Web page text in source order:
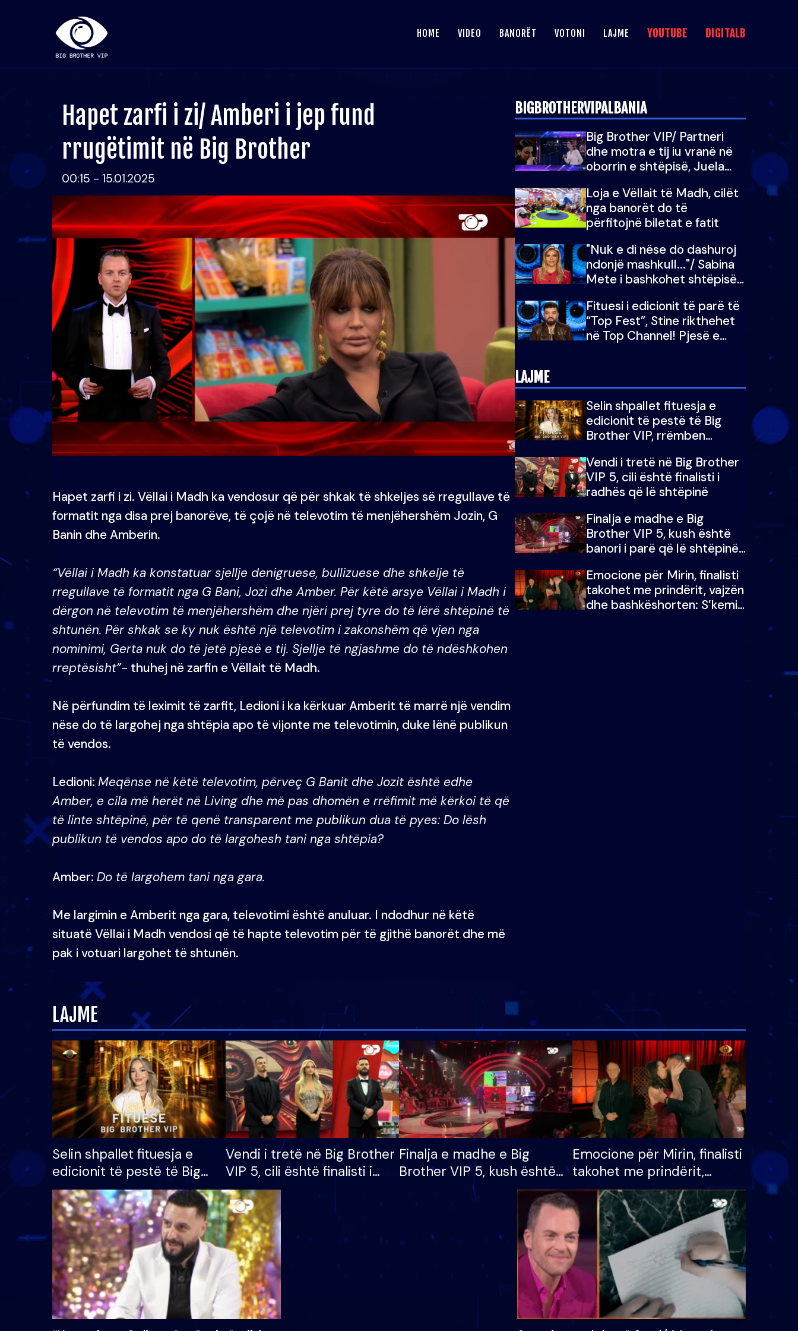
HOME VIDEO BANORËT VOTONI LAJME YOUTUBE DIGITALB
Hapet zarfi i zi/ Amberi i jep fund
rrugëtimit në Big Brother
00:15 - 15.01.2025
Hapet zarfi i zi. Vëllai i Madh ka vendosur që për shkak të shkeljes së rregullave të
formatit nga disa prej banorëve, të çojë në televotim të menjëhershëm Jozin, G
Banin dhe Amberin.
“Vëllai i Madh ka konstatuar sjellje denigruese, bullizuese dhe shkelje të
rregullave të formatit nga G Bani, Jozi dhe Amber. Për këtë arsye Vëllai i Madh i
dërgon në televotim të menjëhershëm dhe njëri prej tyre do të lërë shtëpinë të
shtunën. Për shkak se ky nuk është një televotim i zakonshëm që vjen nga
nominimi, Gerta nuk do të jetë pjesë e tij. Sjellje të ngjashme do të ndëshkohen
rreptësisht”- thuhej në zarfin e Vëllait të Madh.
Në përfundim të leximit të zarfit, Ledioni i ka kërkuar Amberit të marrë një vendim
nëse do të largohej nga shtëpia apo të vijonte me televotimin, duke lënë publikun
të vendos.
Ledioni: Meqënse në këtë televotim, përveç G Banit dhe Jozit është edhe
Amber, e cila më herët në Living dhe më pas dhomën e rrëfimit më kërkoi të që
të linte shtëpinë, për të qenë transparent me publikun dua të pyes: Do lësh
publikun të vendos apo do të largohesh tani nga shtëpia?
Amber: Do të largohem tani nga gara.
Me largimin e Amberit nga gara, televotimi është anuluar. I ndodhur në këtë
situatë Vëllai i Madh vendosi që të hapte televotim për të gjithë banorët dhe më
pak i votuari largohet të shtunën.
BIGBROTHERVIPALBANIA
Big Brother VIP/ Partneri
dhe motra e tij iu vranë në
oborrin e shtëpisë, Juela
e doja më jetën, do të
martoheshim, por zemra mu
copëtua
Loja e Vëllait të Madh, cilët
nga banorët do të
përfitojnë biletat e fatit
"Nuk e di nëse do dashuroj
ndonjë mashkull..."/ Sabina
Mete i bashkohet shtëpisë
Ëmbëlsira për në fund!
Fituesi i edicionit të parë të
“Top Fest”, Stine rikthehet
në Top Channel! Pjesë e
LAJME
Selin shpallet fituesja e
edicionit të pestë të Big
Brother VIP, rrëmben
mijë eurosh
Vendi i tretë në Big Brother
VIP 5, cili është finalisti i
radhës që lë shtëpinë
Finalja e madhe e Big
Brother VIP 5, kush është
banori i parë që lë shtëpinë
fituar çmimin e madh
Emocione për Mirin, finalisti
takohet me prindërit, vajzën
dhe bashkëshorten: S’kemi
LAJME
Selin shpallet fituesja e
edicionit të pestë të Big
Brother VIP, rrëmben
çmimin e madh prej 100
mijë eurosh
Vendi i tretë në Big Brother
VIP 5, cili është finalisti i
radhës që lë shtëpinë
Finalja e madhe e Big
Brother VIP 5, kush është
banori i parë që lë shtëpinë
dhe humb mundësinë për
të fituar çmimin e madh
Emocione për Mirin, finalisti
takohet me prindërit,
vajzën dhe bashkëshorten:
S’kemi ndonjë letër divorci
apo jo?